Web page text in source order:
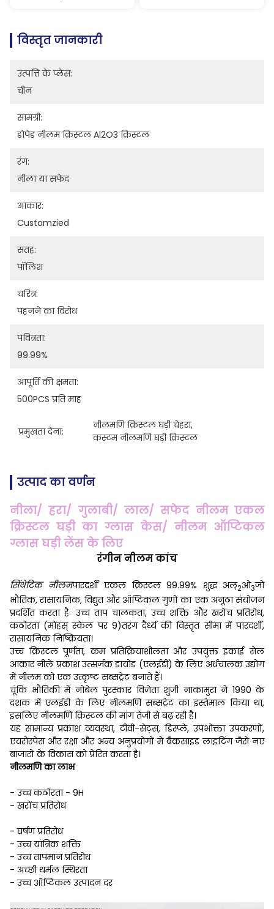
विस्तृत जानकारी
उत्पत्ति के प्लेस:
चीन
सामग्री:
डोपेड नीलम क्रिस्टल Al2O3 क्रिस्टल
रंग:
नीला या सफेद
आकार:
Customzied
सतह:
पॉलिश
चरित्र:
पहनने का विरोध
पवित्रता:
99.99%
आपूर्ति की क्षमता:
500PCS प्रति माह
प्रमुखता देना:
नीलमणि क्रिस्टल घड़ी चेहरा,
कस्टम नीलमणि घड़ी क्रिस्टल
उत्पाद का वर्णन
नीला/ हरा/ गुलाबी/ लाल/ सफेद नीलम एकल
क्रिस्टल घड़ी का ग्लास केस/ नीलम ऑप्टिकल
ग्लास घड़ी लेंस के लिए
रंगीन नीलम कांच
सिंथेटिक नीलमपारदर्शी एकल क्रिस्टल 99.99% शुद्ध अल्2ओ3जो
भौतिक, रासायनिक, विद्युत और ऑप्टिकल गुणों का एक अनूठा संयोजन
प्रदर्शित करता हैः उच्च ताप चालकता, उच्च शक्ति और खरोंच प्रतिरोध,
कठोरता (मोहस् स्केल पर 9)तरंग दैर्ध्य की विस्तृत सीमा में पारदर्शी,
रासायनिक निष्क्रियता।
उच्च क्रिस्टल पूर्णता, कम प्रतिक्रियाशीलता और उपयुक्त इकाई सेल
आकार नीले प्रकाश उत्सर्जक डायोड (एलईडी) के लिए अर्धचालक उद्योग
में नीलम को एक उत्कृष्ट सब्सट्रेट बनाते हैं।
चूंकि भौतिकी में नोबेल पुरस्कार विजेता शुजी नाकामुरा ने 1990 के
दशक में एलईडी के लिए नीलमणि सब्सट्रेट का इस्तेमाल किया था,
इसलिए नीलमणि क्रिस्टल की मांग तेजी से बढ़ रही है।
यह सामान्य प्रकाश व्यवस्था, टीवी-सेट्स, डिस्प्ले, उपभोक्ता उपकरणों,
एयरोस्पेस और रक्षा और अन्य अनुप्रयोगों में बैकसाइड लाइटिंग जैसे नए
बाजारों के विकास को प्रेरित करता है।
नीलमणि का लाभ
- उच्च कठोरता - 9H
- खरोंच प्रतिरोध
- घर्षण प्रतिरोध
- उच्च यांत्रिक शक्ति
- उच्च तापमान प्रतिरोध
- अच्छी थर्मल स्थिरता
- उच्च ऑप्टिकल उत्पादन दर